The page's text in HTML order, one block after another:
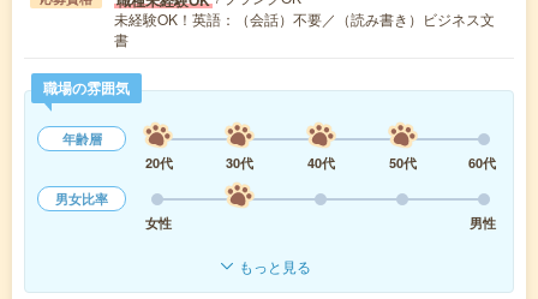
未経験OK！英語：（会話）不要／（読み書き）ビジネス文
書
職場の雰囲気
年齢層
20代
30代 40代 50代
60代
男女比率
女性
男性
もっと見る